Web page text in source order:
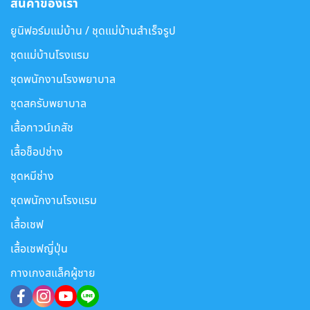
ยูนิฟอร์มแม่บ้าน / ชุดแม่บ้านสำเร็จรูป
ชุดแม่บ้านโรงแรม
ชุดพนักงานโรงพยาบาล
ชุดสครับพยาบาล
เสื้อกาวน์เภสัช
เสื้อช็อปช่าง
ชุดหมีช่าง
ชุดพนักงานโรงแรม
เสื้อเชฟ
เสื้อเชฟญี่ปุ่น
กางเกงสแล็คผู้ชาย